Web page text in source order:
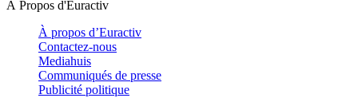
À Propos d'Euractiv
À propos d’Euractiv
Contactez-nous
Mediahuis
Communiqués de presse
Publicité politique